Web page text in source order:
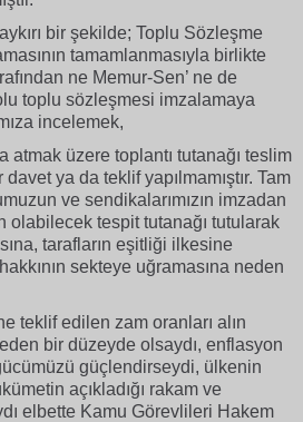
bir şekilde; Toplu Sözleşme
tamamlanmasıyla birlikte
ne Memur-Sen’ ne de
toplu sözleşmesi imzalamaya
incelemek,
atmak üzere toplantı tutanağı teslim
ya da teklif yapılmamıştır. Tam
ve sendikalarımızın imzadan
olabilecek tespit tutanağı tutularak
tarafların eşitliği ilkesine
sekteye uğramasına neden
teklif edilen zam oranları alın
bir düzeyde olsaydı, enflasyon
güçlendirseydi, ülkenin
açıkladığı rakam ve
elbette Kamu Görevlileri Hakem